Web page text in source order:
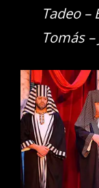
Tadeo –
Tomás